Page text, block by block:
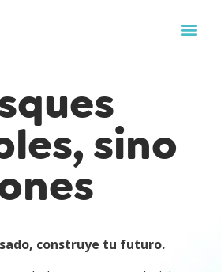
sino
construye tu futuro.